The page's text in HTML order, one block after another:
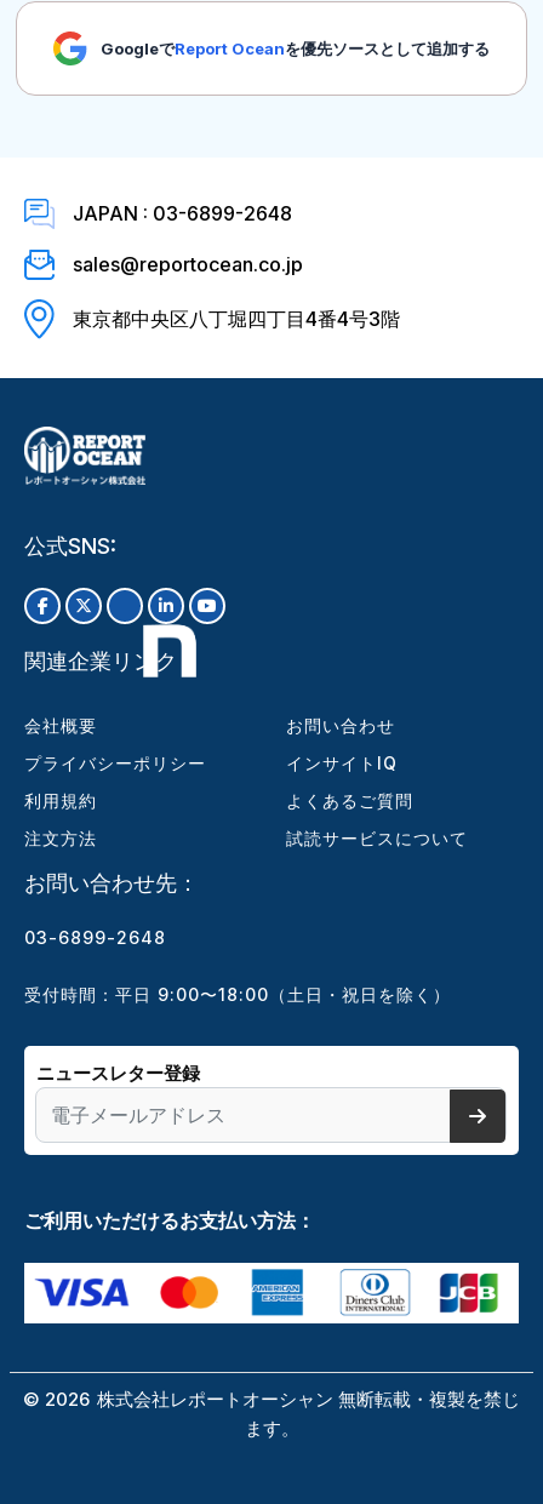
GoogleでReport Oceanを優先ソースとして追加する
JAPAN : 03-6899-2648
sales@reportocean.co.jp
東京都中央区八丁堀四丁目4番4号3階
公式SNS:
関連企業リンク
会社概要
プライバシーポリシー
利用規約
注文方法
お問い合わせ
インサイトIQ
よくあるご質問
試読サービスについて
お問い合わせ先：
03-6899-2648
受付時間：平日 9:00〜18:00（土日・祝日を除く）
ニュースレター登録
ご利用いただけるお支払い方法：
© 2026 株式会社レポートオーシャン 無断転載・複製を禁じ
ます。